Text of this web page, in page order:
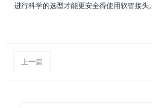
进行科学的选型才能更安全得使用软管接头。
上一篇